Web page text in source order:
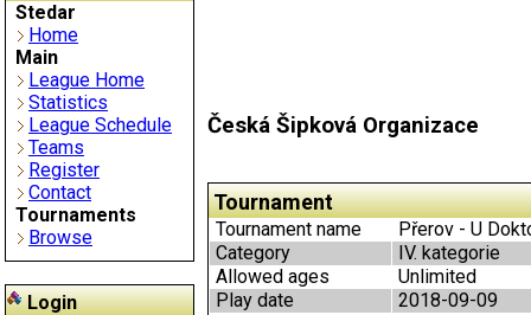
Stedar
Home
Main
League Home
Statistics
League Schedule
Teams
Register
Contact
Tournaments
Browse
Login
Česká Šipková Organizace
Tournament
Tournament name
Přerov - U
Category
IV. kategorie
Allowed ages
Unlimited
Play date
2018-09-09